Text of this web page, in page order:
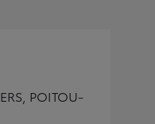
POITOU-